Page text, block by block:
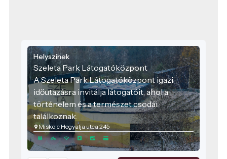
Helyszínek
Szeleta Park Látogatóközpont
A Szeleta Park Látogatóközpont igazi
időutazásra invitálja látogatóit, ahol a
történelem és a természet csodái
találkoznak.
Miskolc Hegyalja utca 245